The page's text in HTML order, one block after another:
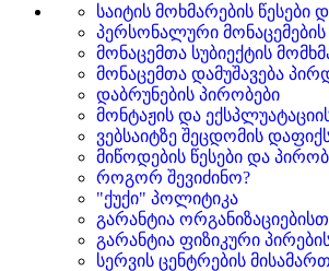
საიტის მოხმარების წესები
პერსონალური
მონაცემთა სუბიექტის
მონაცემთა დამუშავება
დაბრუნების პირობები
მონტაჟის და
ვებსაიტზე შეცდომის
მიწოდების წესები და
როგორ შევიძინო?
"ქუქი" პოლიტიკა
გარანტია
გარანტია ფიზიკური
სერვის ცენტრების